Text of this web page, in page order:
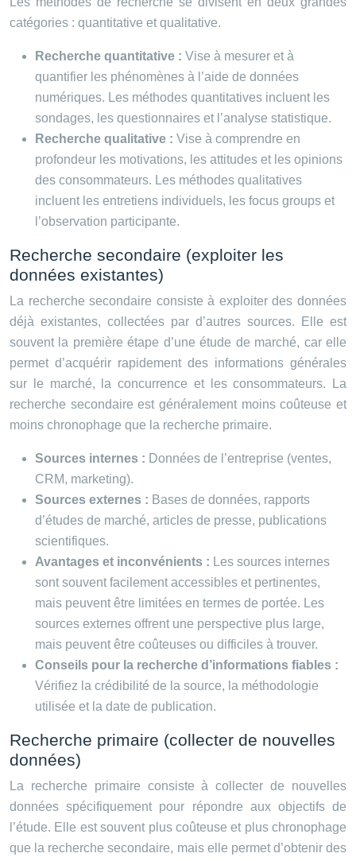
catégories : quantitative et qualitative.
Recherche quantitative : Vise à mesurer et à
quantifier les phénomènes à l’aide de données
numériques. Les méthodes quantitatives incluent les
sondages, les questionnaires et l’analyse statistique.
Recherche qualitative : Vise à comprendre en
profondeur les motivations, les attitudes et les opinions
des consommateurs. Les méthodes qualitatives
incluent les entretiens individuels, les focus groups et
l’observation participante.
Recherche secondaire (exploiter les
données existantes)
La recherche secondaire consiste à exploiter des données
déjà existantes, collectées par d’autres sources. Elle est
souvent la première étape d’une étude de marché, car elle
permet d’acquérir rapidement des informations générales
sur le marché, la concurrence et les consommateurs. La
recherche secondaire est généralement moins coûteuse et
moins chronophage que la recherche primaire.
Sources internes : Données de l’entreprise (ventes,
CRM, marketing).
Sources externes : Bases de données, rapports
d’études de marché, articles de presse, publications
scientifiques.
Avantages et inconvénients : Les sources internes
sont souvent facilement accessibles et pertinentes,
mais peuvent être limitées en termes de portée. Les
sources externes offrent une perspective plus large,
mais peuvent être coûteuses ou difficiles à trouver.
Conseils pour la recherche d’informations fiables :
Vérifiez la crédibilité de la source, la méthodologie
utilisée et la date de publication.
Recherche primaire (collecter de nouvelles
données)
La recherche primaire consiste à collecter de nouvelles
données spécifiquement pour répondre aux objectifs de
l’étude. Elle est souvent plus coûteuse et plus chronophage
que la recherche secondaire, mais elle permet d’obtenir des